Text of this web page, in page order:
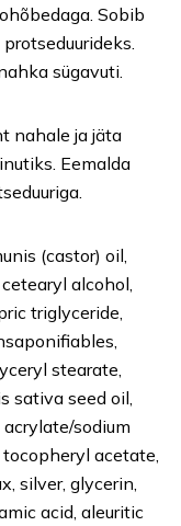
Sobib
sügavuti.
nahale ja jäta
Eemalda
(castor) oil,
alcohol,
triglyceride,
stearate,
sativa seed oil,
sodium
acetate,
silver, glycerin,
acid, aleuritic